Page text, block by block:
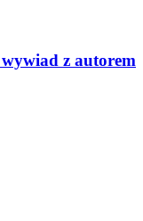
z autorem